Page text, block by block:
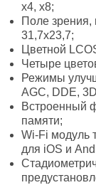
x4, х8;
Поле зрения,
31,7х23,7;
Цветной
Четыре
Режимы
AGC, DDE,
Встроенный
памяти;
Wi-Fi модуль
для iOS и